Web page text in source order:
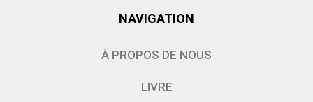
NAVIGATION
À PROPOS DE NOUS
LIVRE